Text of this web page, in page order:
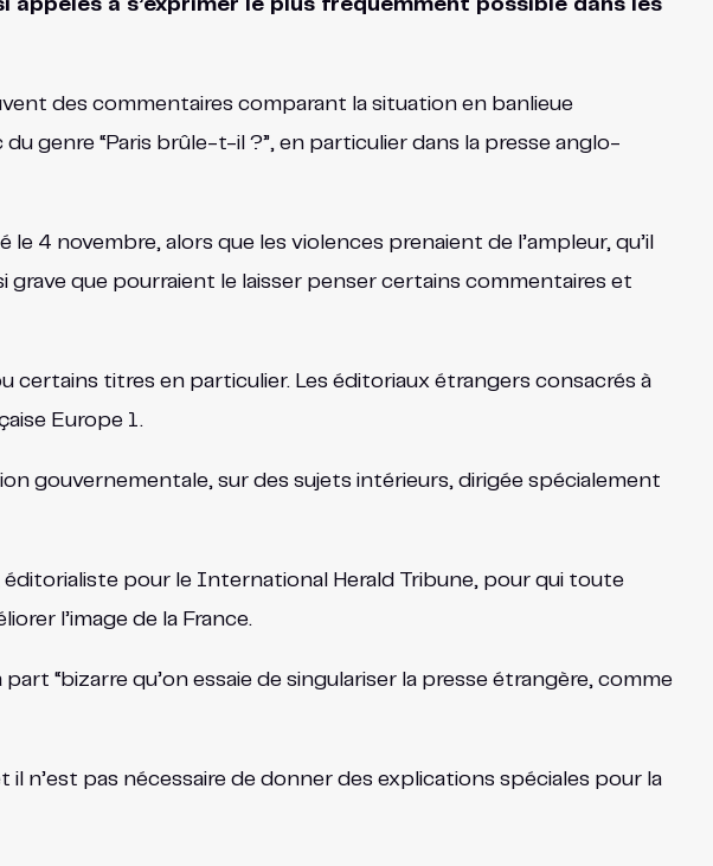
appelés à s’exprimer le plus fréquemment possible dans les
des commentaires comparant la situation en banlieue
genre “Paris brûle-t-il ?”, en particulier dans la presse anglo-
4 novembre, alors que les violences prenaient de l’ampleur, qu’il
grave que pourraient le laisser penser certains commentaires et
certains titres en particulier. Les éditoriaux étrangers consacrés à
Europe 1.
gouvernementale, sur des sujets intérieurs, dirigée spécialement
éditorialiste pour le International Herald Tribune, pour qui toute
l’image de la France.
“bizarre qu’on essaie de singulariser la presse étrangère, comme
il n’est pas nécessaire de donner des explications spéciales pour la